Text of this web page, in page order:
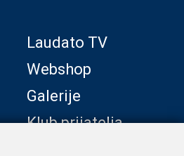
Laudato TV
Webshop
Galerije
Klub prijatelja